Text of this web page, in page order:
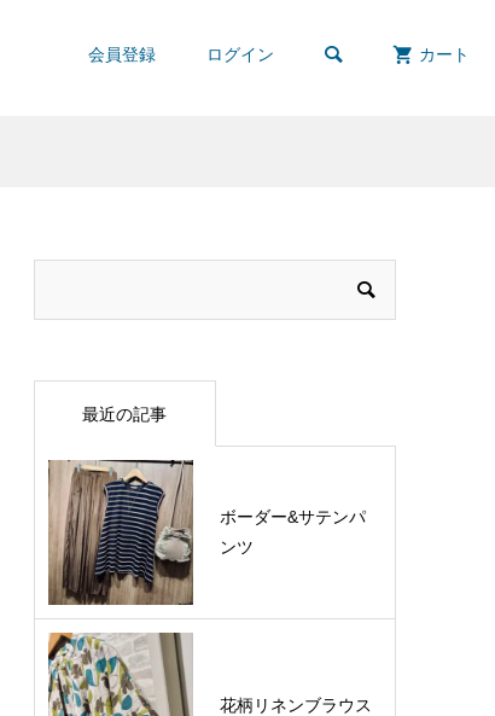
会員登録 ログイン  カート
最近の記事
ボーダー&サテンパ
ンツ
花柄リネンブラウス